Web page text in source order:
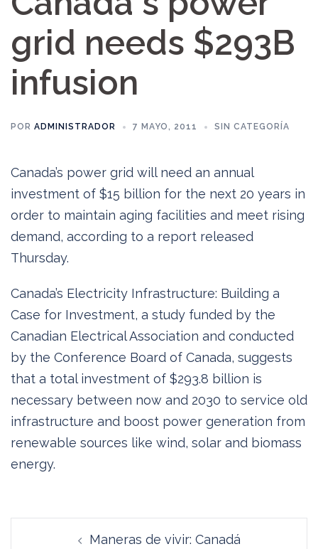
grid needs $293B
infusion
POR ADMINISTRADOR 7 MAYO, 2011 SIN CATEGORÍA
Canada’s power grid will need an annual
investment of $15 billion for the next 20 years in
order to maintain aging facilities and meet rising
demand, according to a report released
Thursday.
Canada’s Electricity Infrastructure: Building a
Case for Investment, a study funded by the
Canadian Electrical Association and conducted
by the Conference Board of Canada, suggests
that a total investment of $293.8 billion is
necessary between now and 2030 to service old
infrastructure and boost power generation from
renewable sources like wind, solar and biomass
energy.
Maneras de vivir: Canadá